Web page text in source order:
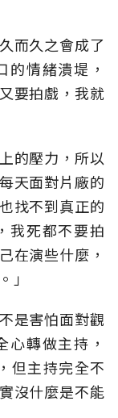
而久之會成了
情緒潰堤，
要拍戲，我就
的壓力，所以
天面對片廠的
找不到真正的
我死都不要拍
在演些什麼，
」
是害怕面對觀
轉做主持，
但主持完全不
沒什麼是不能